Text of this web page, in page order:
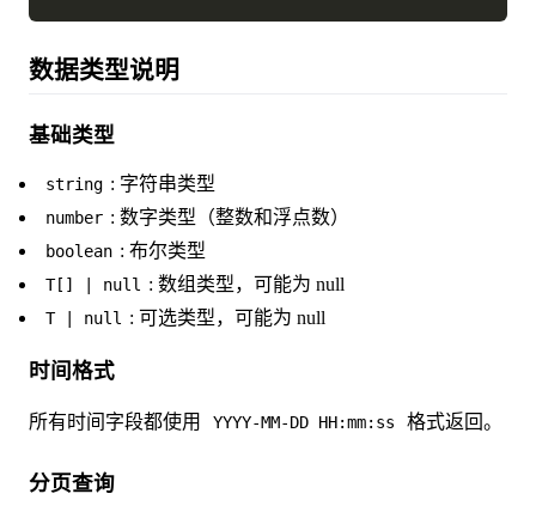
数据类型说明
基础类型
string : 字符串类型
number : 数字类型（整数和浮点数）
boolean : 布尔类型
T[] | null : 数组类型，可能为 null
T | null : 可选类型，可能为 null
时间格式
所有时间字段都使用 YYYY-MM-DD HH:mm:ss 格式返回。
分页查询